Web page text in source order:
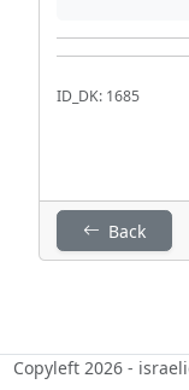
ID_DK: 1685
Back
Copyleft 2026 -